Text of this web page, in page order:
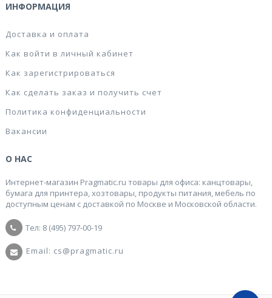
ИНФОРМАЦИЯ
Доставка и оплата
Как войти в личный кабинет
Как зарегистрироваться
Как сделать заказ и получить счет
Политика конфиденциальности
Вакансии
О НАС
Интернет-магазин Pragmatic.ru товары для офиса: канцтовары,
бумага для принтера, хозтовары, продукты питания, мебель по
доступным ценам с доставкой по Москве и Московской области.
Тел: 8 (495) 797-00-19
Email: cs@pragmatic.ru